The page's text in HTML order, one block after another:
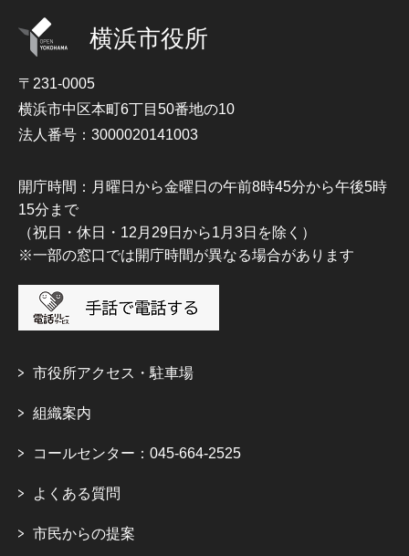
横浜市役所
〒231-0005
横浜市中区本町6丁目50番地の10
法人番号：3000020141003
開庁時間：月曜日から金曜日の午前8時45分から午後5時
15分まで
（祝日・休日・12月29日から1月3日を除く）
※一部の窓口では開庁時間が異なる場合があります
市役所アクセス・駐車場
組織案内
コールセンター：045-664-2525
よくある質問
市民からの提案